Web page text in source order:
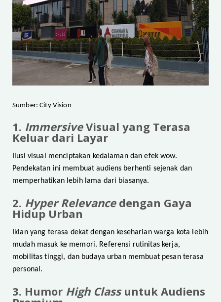
Sumber: City Vision
1. Immersive Visual yang Terasa
Keluar dari Layar
Ilusi visual menciptakan kedalaman dan efek wow.
Pendekatan ini membuat audiens berhenti sejenak dan
memperhatikan lebih lama dari biasanya.
2. Hyper Relevance dengan Gaya
Hidup Urban
Iklan yang terasa dekat dengan keseharian warga kota lebih
mudah masuk ke memori. Referensi rutinitas kerja,
mobilitas tinggi, dan budaya urban membuat pesan terasa
personal.
3. Humor High Class untuk Audiens